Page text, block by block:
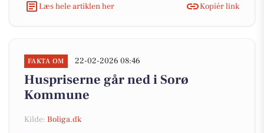
Læs hele artiklen her
Kopiér link
FAKTA OM 22-02-2026 08:46
Huspriserne går ned i Sorø
Kommune
Kilde: Boliga.dk